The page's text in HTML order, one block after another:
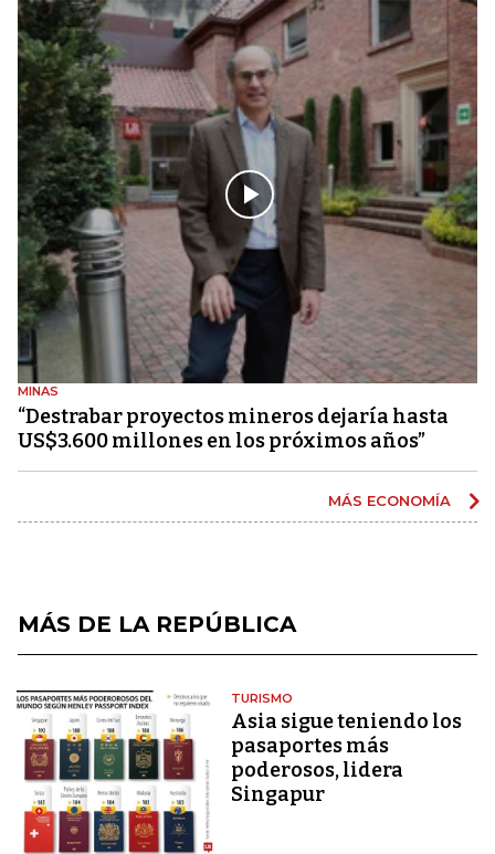
MINAS
“Destrabar proyectos mineros dejaría hasta
US$3.600 millones en los próximos años”
MÁS ECONOMÍA
MÁS DE LA REPÚBLICA
TURISMO
Asia sigue teniendo los
pasaportes más
poderosos, lidera
Singapur